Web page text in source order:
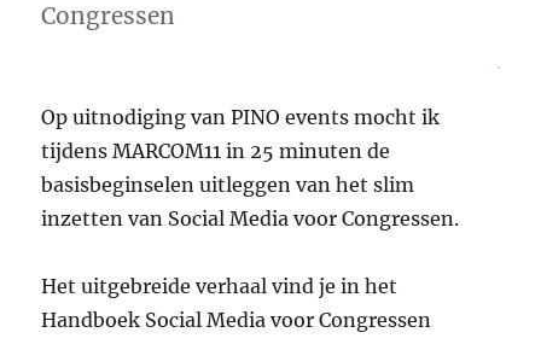
Congressen
Op uitnodiging van PINO events mocht ik
tijdens MARCOM11 in 25 minuten de
basisbeginselen uitleggen van het slim
inzetten van Social Media voor Congressen.
Het uitgebreide verhaal vind je in het
Handboek Social Media voor Congressen